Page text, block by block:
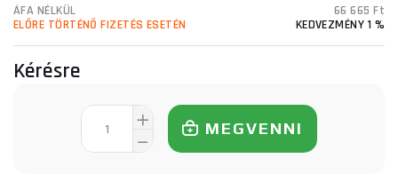
ÁFA NÉLKÜL
66 665 Ft
ELŐRE TÖRTÉNŐ FIZETÉS ESETÉN
KEDVEZMÉNY 1 %
Kérésre
MEGVENNI